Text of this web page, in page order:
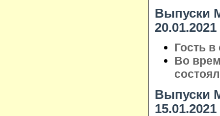
Выпуски
20.01.2021
Гость
Во
Выпуски
15.01.2021